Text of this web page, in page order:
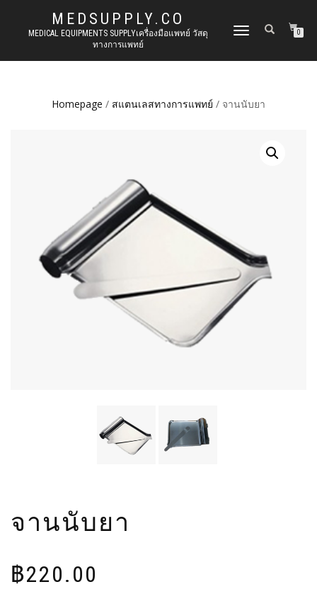
MEDSUPPLY.CO
MEDICAL EQUIPMENTS SUPPLYเครื่องมือแพทย์ วัสดุ
ทางการแพทย์
TOGGLE
0
Homepage / สแตนเลสทางการแพทย์ / จานนับยา
จานนับยา
฿220.00